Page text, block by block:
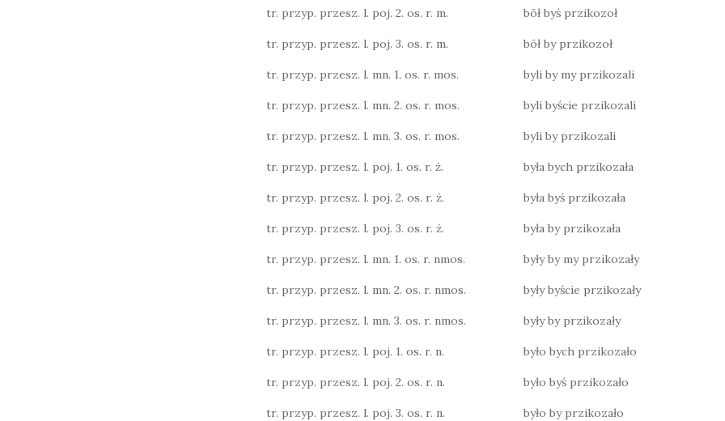
tr. przyp. przesz. l. poj. 2. os. r. m. bōł byś przikozoł
tr. przyp. przesz. l. poj. 3. os. r. m. bōł by przikozoł
tr. przyp. przesz. l. mn. 1. os. r. mos. byli by my przikozali
tr. przyp. przesz. l. mn. 2. os. r. mos. byli byście przikozali
tr. przyp. przesz. l. mn. 3. os. r. mos. byli by przikozali
tr. przyp. przesz. l. poj. 1. os. r. ż. była bych przikozała
tr. przyp. przesz. l. poj. 2. os. r. ż. była byś przikozała
tr. przyp. przesz. l. poj. 3. os. r. ż. była by przikozała
tr. przyp. przesz. l. mn. 1. os. r. nmos. były by my przikozały
tr. przyp. przesz. l. mn. 2. os. r. nmos. były byście przikozały
tr. przyp. przesz. l. mn. 3. os. r. nmos. były by przikozały
tr. przyp. przesz. l. poj. 1. os. r. n. było bych przikozało
tr. przyp. przesz. l. poj. 2. os. r. n. było byś przikozało
tr. przyp. przesz. l. poj. 3. os. r. n. było by przikozało